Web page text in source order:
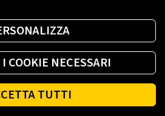
COOKIE NECESSARI
TUTTI